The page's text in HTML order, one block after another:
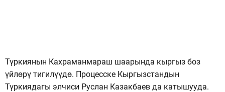
Түркиянын Кахраманмараш шаарында кыргыз боз
үйлөрү тигилүүдө. Процесске Кыргызстандын
Түркиядагы элчиси Руслан Казакбаев да катышууда.